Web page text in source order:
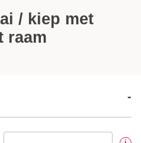
/ kiep met
raam
-